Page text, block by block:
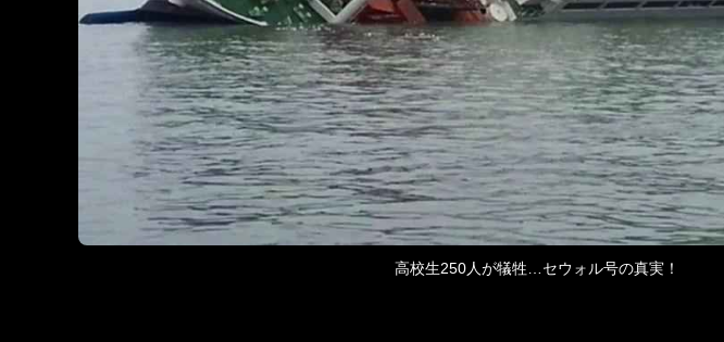
高校生250人が犠牲…セウォル号の真実！